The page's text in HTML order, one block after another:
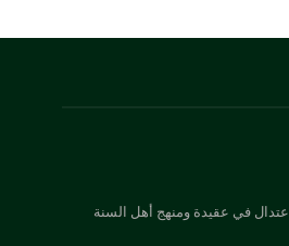
في عقيدة ومنهج أهل السنة